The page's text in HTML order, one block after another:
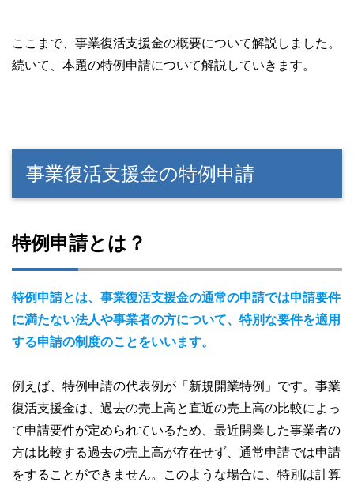
ここまで、事業復活支援金の概要について解説しました。
続いて、本題の特例申請について解説していきます。
事業復活支援金の特例申請
特例申請とは？
特例申請とは、事業復活支援金の通常の申請では申請要件
に満たない法人や事業者の方について、特別な要件を適用
する申請の制度のことをいいます。
例えば、特例申請の代表例が「新規開業特例」です。事業
復活支援金は、過去の売上高と直近の売上高の比較によっ
て申請要件が定められているため、最近開業した事業者の
方は比較する過去の売上高が存在せず、通常申請では申請
をすることができません。このような場合に、特別は計算